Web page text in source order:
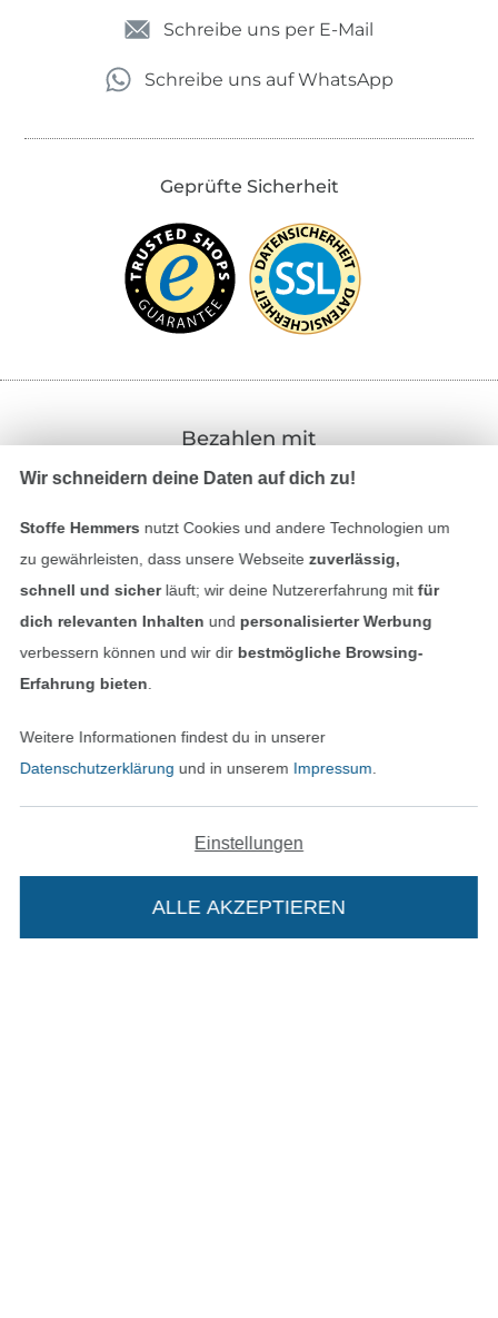
In deinen Warenkorb
Schreibe uns per E-Mail
Schreibe uns auf WhatsApp
Geprüfte Sicherheit
Bezahlen mit
Unsere Versandpartner
Impressum
Datenschutz
In den deutschen Shop wechseln (aktuell
Wir schneidern deine Daten auf dich zu!
Stoffe Hemmers nutzt Cookies und andere Technologien um
zu gewährleisten, dass unsere Webseite zuverlässig,
schnell und sicherläuft; wir deine Nutzererfahrung mitfür
dich relevanten Inhalten und personalisierter Werbung
verbessern können und wir dir bestmögliche Browsing-
Erfahrung bieten
Weitere Informationen findest du in unserer
Datenschutzerklärung und in unserem Impressum
Einstellungen
ALLE AKZEPTIEREN